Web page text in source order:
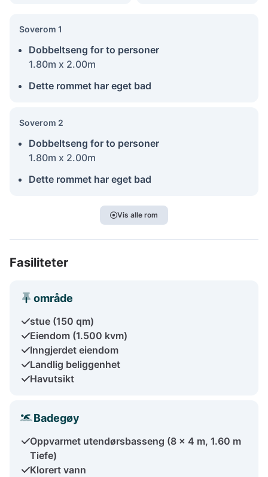
Soverom 1
Dobbeltseng for to personer
1.80m x 2.00m
Dette rommet har eget bad
Soverom 2
Dobbeltseng for to personer
1.80m x 2.00m
Dette rommet har eget bad
Vis alle rom
Fasiliteter
område
stue (150 qm)
Eiendom (1.500 kvm)
Inngjerdet eiendom
Landlig beliggenhet
Havutsikt
Badegøy
Oppvarmet utendørsbasseng (8 x 4 m, 1.60 m
Tiefe)
Klorert vann